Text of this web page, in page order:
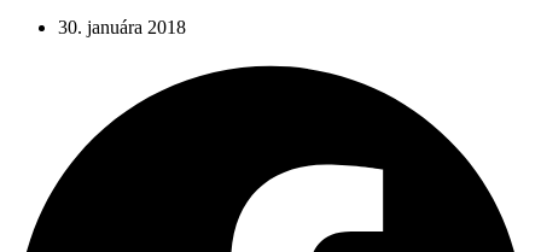
30. januára 2018